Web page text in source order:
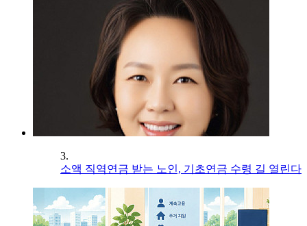
3.
소액 직역연금 받는 노인, 기초연금 수령 길 열린다